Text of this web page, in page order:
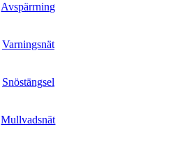
Avspärrning
Varningsnät
Snöstängsel
Mullvadsnät